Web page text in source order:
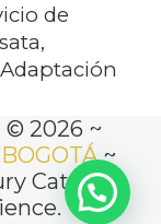
de
2026 ~
~
Catering